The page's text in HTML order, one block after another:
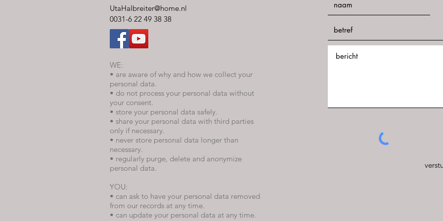
UtaHalbreiter@home.nl
0031-6 22 49 38 38
WE:
• are aware of why and how we collect your
personal data.
• do not process your personal data without
your consent.
• store your personal data safely.
• share your personal data with third parties
only if necessary.
• never store personal data longer than
necessary.
• regularly purge, delete and anonymize
personal data.
YOU:
• can ask to have your personal data removed
from our records at any time.
• can update your personal data at any time.